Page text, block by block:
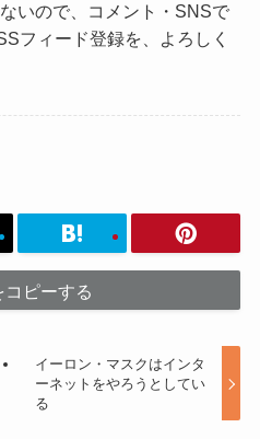
いので、コメント・SNSで
フィード登録を、よろしく
コピーする
イーロン・マスクはインタ
ーネットをやろうとしてい
る